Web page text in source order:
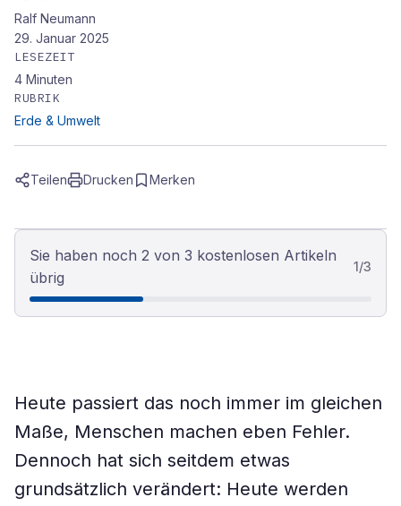
Ralf Neumann
29. Januar 2025
LESEZEIT
4 Minuten
RUBRIK
Erde & Umwelt
Teilen Drucken Merken
Sie haben noch 2 von 3 kostenlosen Artikeln
übrig
1/3
Heute passiert das noch immer im gleichen
Maße, Menschen machen eben Fehler.
Dennoch hat sich seitdem etwas
grundsätzlich verändert: Heute werden